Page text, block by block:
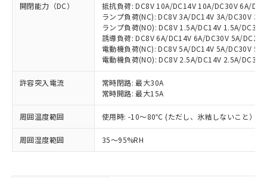
開閉能力（DC）
抵抗負荷: DC8V 10A/DC14V 10A/DC30V 6A/
ランプ負荷(NC): DC8V 3A/DC14V 3A/DC30V
ランプ負荷(NO): DC8V 1.5A/DC14V 1.5A/
誘導負荷: DC8V 6A/DC14V 6A/DC30V 5A/
電動機負荷(NC): DC8V 5A/DC14V 5A/DC30V
電動機負荷(NO): DC8V 2.5A/DC14V 2.5A/
許容突入電流
常時閉路: 最大30A
常時開路: 最大15A
周囲温度範囲 使用時: -10～80℃ (ただし、氷結しないこと）
周囲湿度範囲 35～95%RH
※1 対応状況
対応済み：EU RoHS指令（10物質）の